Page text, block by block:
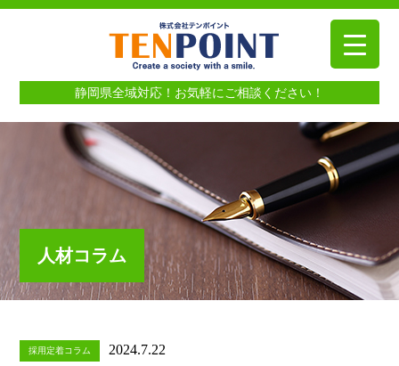
静岡県全域対応！お気軽にご相談ください！
人材コラム
採用定着コラム 2024.7.22